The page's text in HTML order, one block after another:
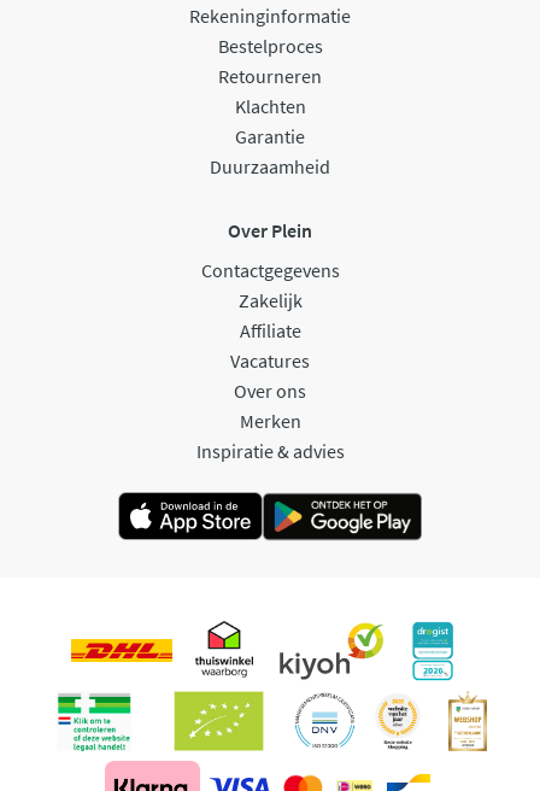
Rekeninginformatie
Bestelproces
Retourneren
Klachten
Garantie
Duurzaamheid
Over Plein
Contactgegevens
Zakelijk
Affiliate
Vacatures
Over ons
Merken
Inspiratie & advies